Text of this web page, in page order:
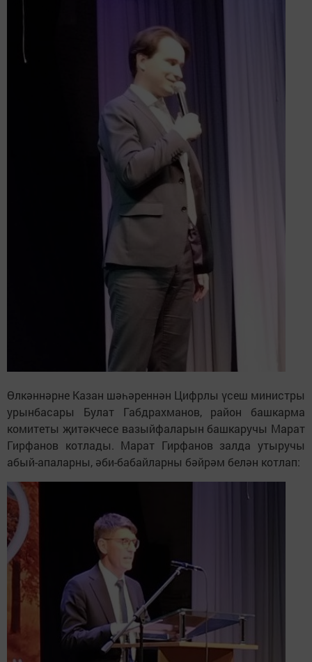
Өлкәннәрне Казан шәһәреннән Цифрлы үсеш министры
урынбасары Булат Габдрахманов, район башкарма
комитеты җитәкчесе вазыйфаларын башкаручы Марат
Гирфанов котлады. Марат Гирфанов залда утыручы
абый-апаларны, әби-бабайларны бәйрәм белән котлап: